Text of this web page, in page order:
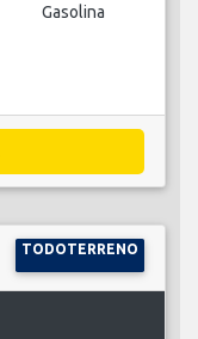
Gasolina
TODOTERRENO